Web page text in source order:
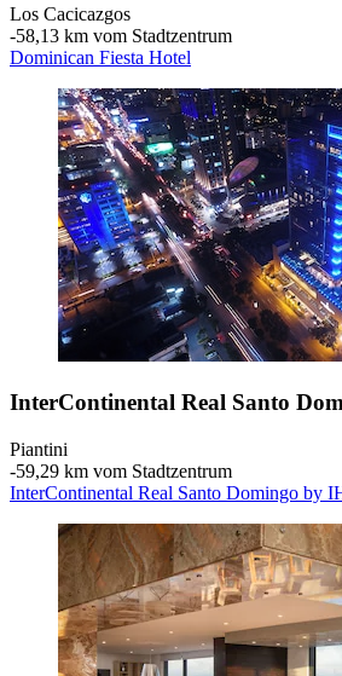
Los Cacicazgos
‐58,13 km vom Stadtzentrum
Dominican Fiesta Hotel
InterContinental Real Santo
Piantini
‐59,29 km vom Stadtzentrum
InterContinental Real Santo Domingo by